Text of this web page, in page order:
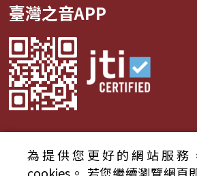
臺灣之音APP
© 2024財團法人中央廣播電
為提供您更好的網站服務